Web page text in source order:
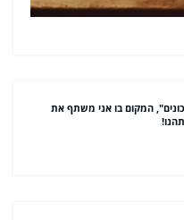
המקום בו אני משתף את